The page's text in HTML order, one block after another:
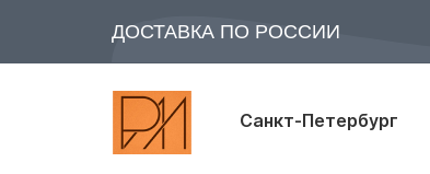
ДОСТАВКА ПО РОССИИ
Санкт-Петербург